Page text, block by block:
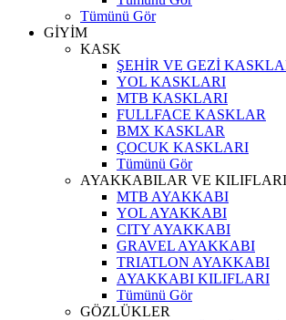
Tümünü Gör
GİYİM
KASK
ŞEHİR VE GEZİ
YOL KASKLARI
MTB KASKLARI
FULLFACE KASKLAR
BMX KASKLAR
ÇOCUK KASKLARI
Tümünü Gör
AYAKKABILAR VE KILIFLARI
MTB AYAKKABI
YOL AYAKKABI
CITY AYAKKABI
GRAVEL AYAKKABI
TRIATLON AYAKKABI
AYAKKABI KILIFLARI
Tümünü Gör
GÖZLÜKLER